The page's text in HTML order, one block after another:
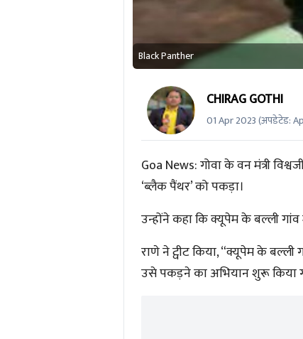
Black Panther
CHIRAG GOTHI
01 Apr 2023(अपडेटेड:
Goa News:गोवा के वन मंत्री
‘ब्लैक पैंथर’ को पकड़ा।
उन्होंने कहा कि क्यूपेम के बल्ली
राणे ने ट्वीट किया, “क्यूपेम के
उसे पकड़ने का अभियान शुरू किया